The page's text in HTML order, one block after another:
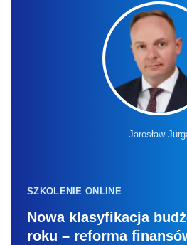
Jarosław
SZKOLENIE ONLINE
Nowa klasyfikacja
roku – reforma